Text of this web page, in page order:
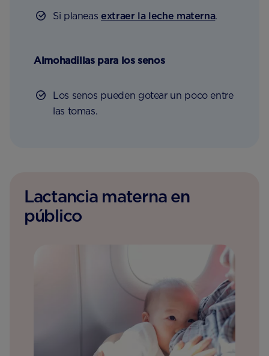
Si planeasextraer la leche materna.
Almohadillas para los senos
Los senos pueden gotear un poco entre
las tomas.
Lactancia materna en
público